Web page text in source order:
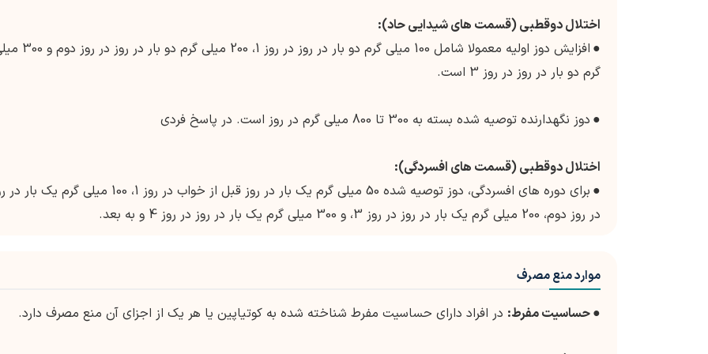
اختلال دوقطبی (قسمت های شیدایی حاد):
●
افزایش دوز اولیه معمولا شامل 100 میلی گرم دو بار در روز در روز 1،
گرم دو بار در روز در روز 3 است.
● دوز نگهدارنده توصیه شده بسته به 300 تا 800 میلی گرم در روز است. در پاسخ فردی
اختلال دوقطبی (قسمت های افسردگی):
●
برای دوره های افسردگی، دوز توصیه شده 50 میلی گرم یک بار در روز قبل از خواب در روز 1، 100 میلی گرم
در روز دوم، 200 میلی گرم یک بار در روز در روز 3، و 300 میلی گرم یک بار در روز در روز 4 و به بعد.
موارد منع مصرف
●حساسیت مفرط: در افراد دارای حساسیت مفرط شناخته شده به کوتیاپین یا هر یک از اجزای آن منع مصرف دارد.